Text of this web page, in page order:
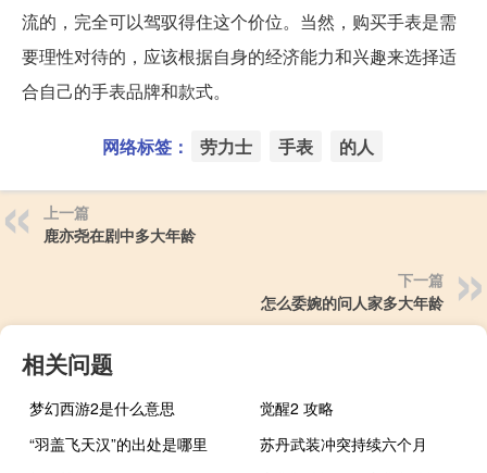
流的，完全可以驾驭得住这个价位。当然，购买手表是需
要理性对待的，应该根据自身的经济能力和兴趣来选择适
合自己的手表品牌和款式。
网络标签： 劳力士 手表 的人
上一篇
鹿亦尧在剧中多大年龄
下一篇
怎么委婉的问人家多大年龄
相关问题
梦幻西游2是什么意思
觉醒2 攻略
“羽盖飞天汉”的出处是哪里
苏丹武装冲突持续六个月